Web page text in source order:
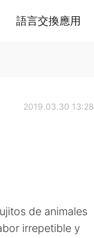
語言交換應用
2019.03.30 13:28
de animales
irrepetible y